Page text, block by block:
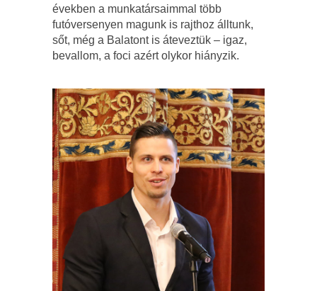
években a munkatársaimmal több
futóversenyen magunk is rajthoz álltunk,
sőt, még a Balatont is áteveztük – igaz,
bevallom, a foci azért olykor hiányzik.